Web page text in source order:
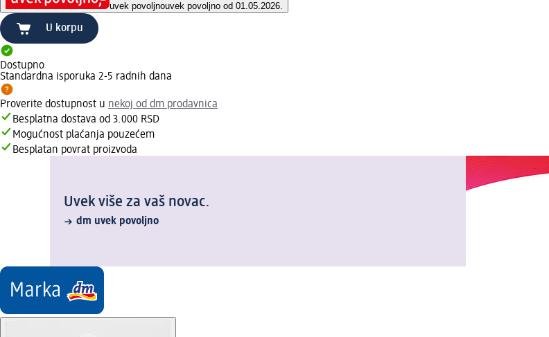
uvek povoljnouvek povoljno od 01.05.2026.
U korpu
Dostupno
Standardna isporuka 2-5 radnih dana
Proverite dostupnost u nekoj od dm prodavnica
Besplatna dostava od 3.000 RSD
Mogućnost plaćanja pouzećem
Besplatan povrat proizvoda
Uvek više za vaš novac.
dm uvek povoljno